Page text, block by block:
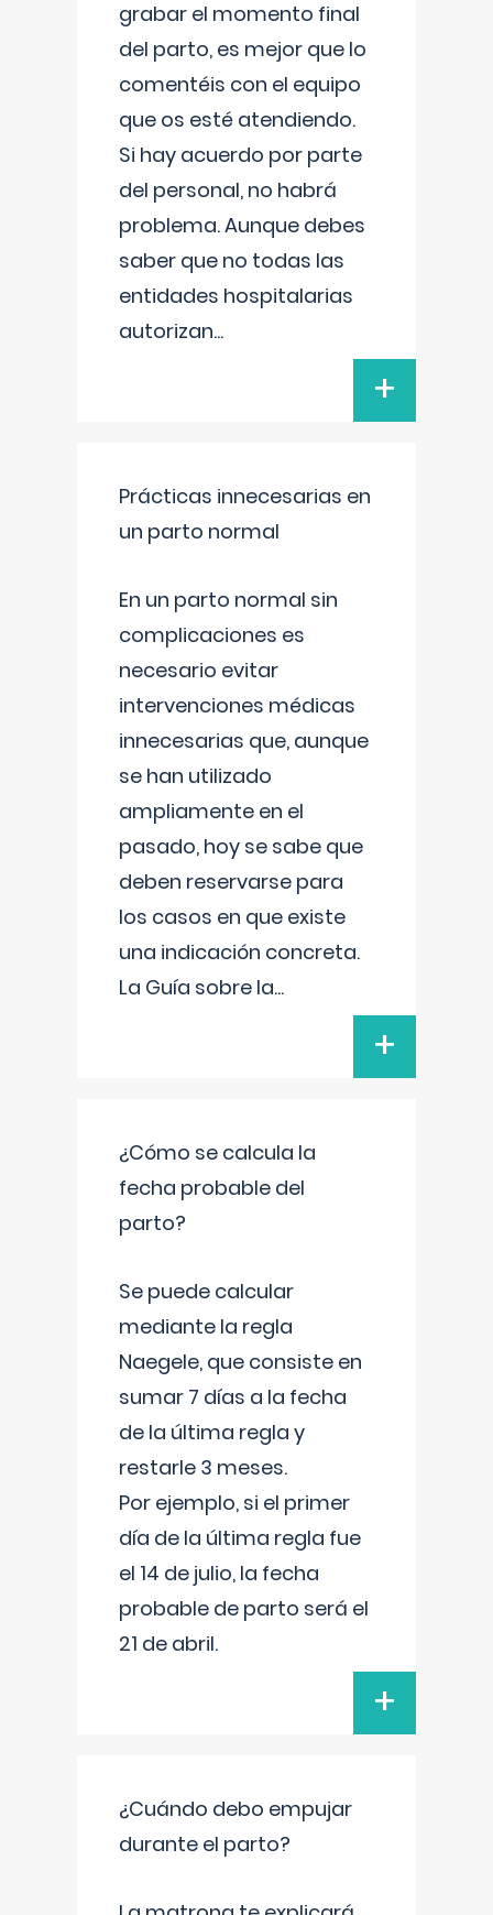
grabar el momento final
del parto, es mejor que lo
comentéis con el equipo
que os esté atendiendo.
Si hay acuerdo por parte
del personal, no habrá
problema. Aunque debes
saber que no todas las
entidades hospitalarias
autorizan...
+
Prácticas innecesarias en
un parto normal
En un parto normal sin
complicaciones es
necesario evitar
intervenciones médicas
innecesarias que, aunque
se han utilizado
ampliamente en el
pasado, hoy se sabe que
deben reservarse para
los casos en que existe
una indicación concreta.
La Guía sobre la...
+
¿Cómo se calcula la
fecha probable del
parto?
Se puede calcular
mediante la regla
Naegele, que consiste en
sumar 7 días a la fecha
de la última regla y
restarle 3 meses.
Por ejemplo, si el primer
día de la última regla fue
el 14 de julio, la fecha
probable de parto será el
21 de abril.
+
¿Cuándo debo empujar
durante el parto?